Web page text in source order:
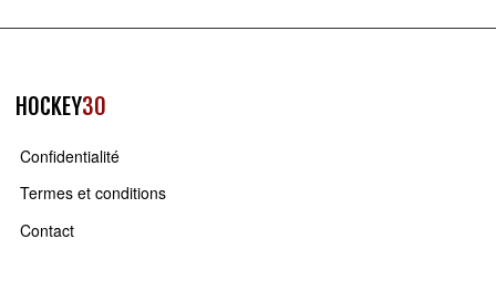
HOCKEY30
Confidentialité
Termes et conditions
Contact